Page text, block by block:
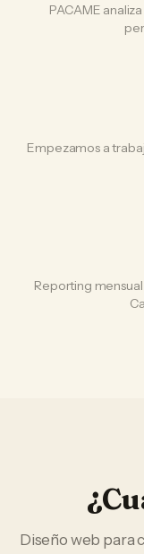
PACAME
Empezamos a
Reporting
Diseño web para